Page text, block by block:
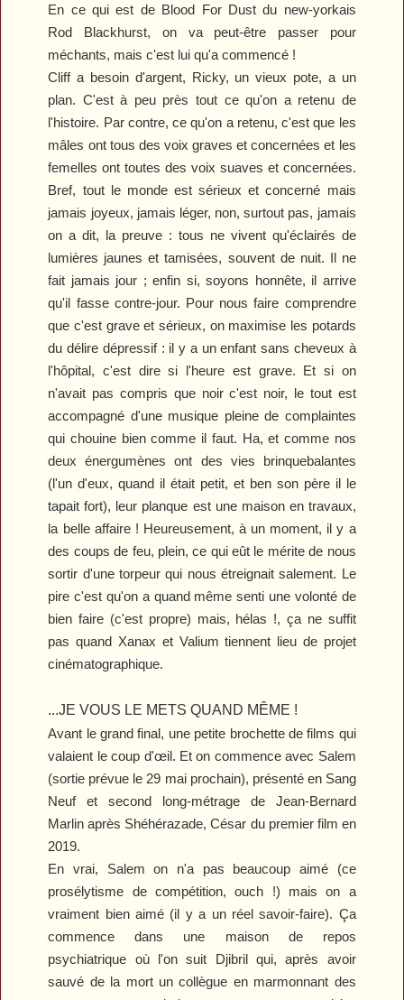
En ce qui est de Blood For Dustdu new-yorkais
Rod Blackhurst, on va peut-être passer pour
méchants, mais c'est lui qu'a commencé !
Cliff a besoin d'argent, Ricky, un vieux pote, a un
plan. C'est à peu près tout ce qu'on a retenu de
l'histoire. Par contre, ce qu'on a retenu, c'est que les
mâles ont tous des voix graves et concernées et les
femelles ont toutes des voix suaves et concernées.
Bref, tout le monde est sérieux et concerné mais
jamais joyeux, jamais léger, non, surtout pas, jamais
on a dit, la preuve : tous ne vivent qu'éclairés de
lumières jaunes et tamisées, souvent de nuit. Il ne
fait jamais jour ; enfin si, soyons honnête, il arrive
qu'il fasse contre-jour. Pour nous faire comprendre
que c'est grave et sérieux, on maximise les potards
du délire dépressif : il y a un enfant sans cheveux à
l'hôpital, c'est dire si l'heure est grave. Et si on
n'avait pas compris que noir c'est noir, le tout est
accompagné d'une musique pleine de complaintes
qui chouine bien comme il faut. Ha, et comme nos
deux énergumènes ont des vies brinquebalantes
(l'un d'eux, quand il était petit, et ben son père il le
tapait fort), leur planque est une maison en travaux,
la belle affaire ! Heureusement, à un moment, il y a
des coups de feu, plein, ce qui eût le mérite de nous
sortir d'une torpeur qui nous étreignait salement. Le
pire c'est qu'on a quand même senti une volonté de
bien faire (c'est propre) mais, hélas !, ça ne suffit
pas quand Xanax et Valium tiennent lieu de projet
cinématographique.
...JE VOUS LE METS QUAND MÊME !
Avant le grand final, une petite brochette de films qui
valaient le coup d'œil. Et on commence avec Salem
(sortie prévue le 29 mai prochain), présenté en Sang
Neuf et second long-métrage de Jean-Bernard
Marlin après Shéhérazade, César du premier film en
2019.
En vrai, Salem on n'a pas beaucoup aimé (ce
prosélytisme de compétition, ouch !) mais on a
vraiment bien aimé (il y a un réel savoir-faire). Ça
commence dans une maison de repos
psychiatrique où l'on suit Djibril qui, après avoir
sauvé de la mort un collègue en marmonnant des